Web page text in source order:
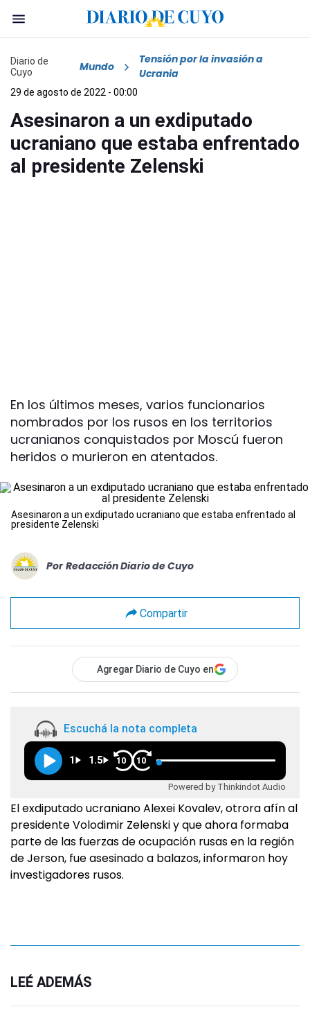
Diario de
Cuyo
Mundo
Tensión por la invasión a
Ucrania
29 de agosto de 2022 - 00:00
Asesinaron a un exdiputado
ucraniano que estaba enfrentado
al presidente Zelenski
En los últimos meses, varios funcionarios
nombrados por los rusos en los territorios
ucranianos conquistados por Moscú fueron
heridos o murieron en atentados.
Asesinaron a un exdiputado ucraniano que estaba enfrentado al
presidente Zelenski
Por Redacción Diario de Cuyo
Compartir
Agregar Diario de Cuyo en
Escuchá la nota completa
1 1.5 10 10
Powered by Thinkindot Audio
El exdiputado ucraniano Alexei Kovalev, otrora afín al
presidente Volodimir Zelenski y que ahora formaba
parte de las fuerzas de ocupación rusas en la región
de Jerson, fue asesinado a balazos, informaron hoy
investigadores rusos.
LEÉ ADEMÁS